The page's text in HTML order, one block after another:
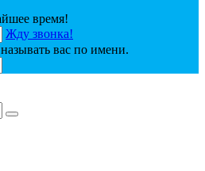
время!
Жду звонка!
вас по имени.